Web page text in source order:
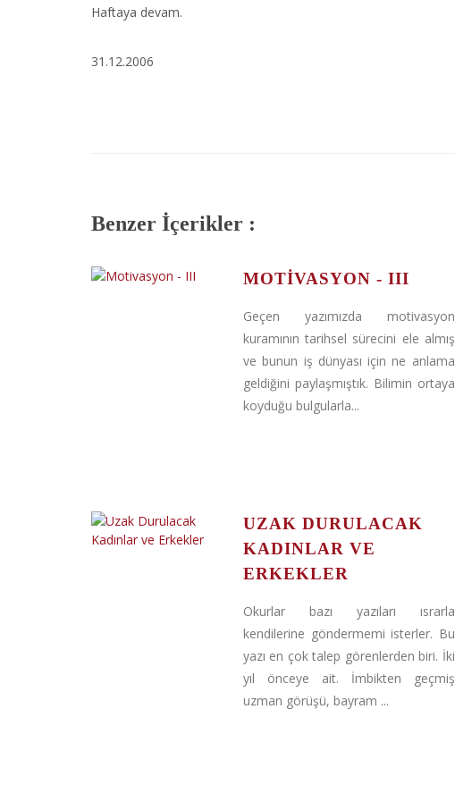
Haftaya devam.
31.12.2006
Benzer İçerikler :
MOTIVASYON - III
Geçen yazımızda motivasyon
kuramının tarihsel sürecini ele almış
ve bunun iş dünyası için ne anlama
geldiğini paylaşmıştık. Bilimin ortaya
koyduğu bulgularla...
UZAK DURULACAK
KADINLAR VE
ERKEKLER
Okurlar bazı yazıları ısrarla
kendilerine göndermemi isterler. Bu
yazı en çok talep görenlerden biri. İki
yıl önceye ait. İmbikten geçmiş
uzman görüşü, bayram ...